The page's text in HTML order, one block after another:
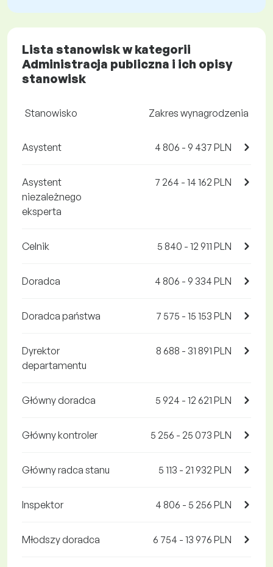
Lista stanowisk w kategorii
Administracja publiczna i ich opisy
stanowisk
Stanowisko Zakres wynagrodzenia
Asystent 4 806 - 9 437 PLN
Asystent
niezależnego
eksperta
7 264 - 14 162 PLN
Celnik 5 840 - 12 911 PLN
Doradca 4 806 - 9 334 PLN
Doradca państwa 7 575 - 15 153 PLN
Dyrektor
departamentu
8 688 - 31 891 PLN
Główny doradca 5 924 - 12 621 PLN
Główny kontroler 5 256 - 25 073 PLN
Główny radca stanu 5 113 - 21 932 PLN
Inspektor 4 806 - 5 256 PLN
Młodszy doradca 6 754 - 13 976 PLN